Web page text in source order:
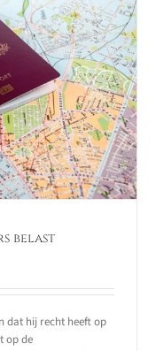
belast
dat hij recht heeft op
op de